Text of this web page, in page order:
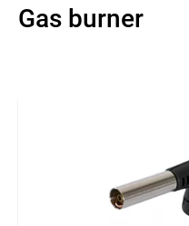
Gas burner